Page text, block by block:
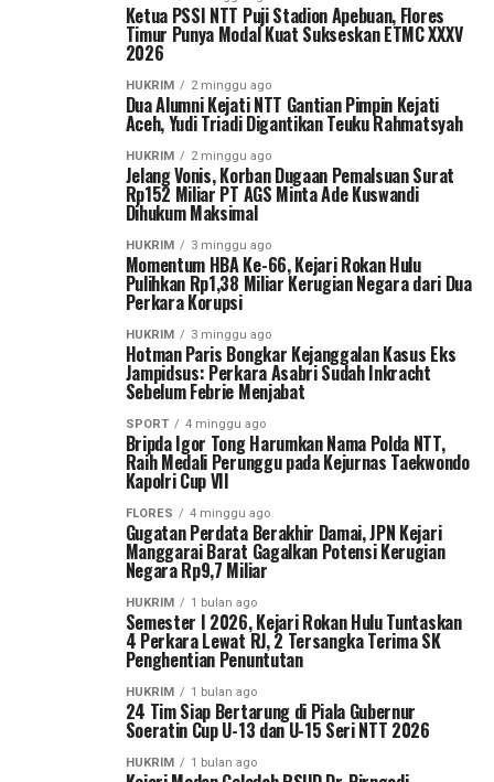
Ketua PSSI NTT Puji Stadion Apebuan, Flores
Timur Punya Modal Kuat Sukseskan ETMC XXXV
2026
HUKRIM 2 minggu ago
Dua Alumni Kejati NTT Gantian Pimpin Kejati
Aceh, Yudi Triadi Digantikan Teuku Rahmatsyah
HUKRIM 2 minggu ago
Jelang Vonis, Korban Dugaan Pemalsuan Surat
Rp152 Miliar PT AGS Minta Ade Kuswandi
Dihukum Maksimal
HUKRIM 3 minggu ago
Momentum HBA Ke-66, Kejari Rokan Hulu
Pulihkan Rp1,38 Miliar Kerugian Negara dari Dua
Perkara Korupsi
HUKRIM 3 minggu ago
Hotman Paris Bongkar Kejanggalan Kasus Eks
Jampidsus: Perkara Asabri Sudah Inkracht
Sebelum Febrie Menjabat
SPORT 4 minggu ago
Bripda Igor Tong Harumkan Nama Polda NTT,
Raih Medali Perunggu pada Kejurnas Taekwondo
Kapolri Cup VII
FLORES 4 minggu ago
Gugatan Perdata Berakhir Damai, JPN Kejari
Manggarai Barat Gagalkan Potensi Kerugian
Negara Rp9,7 Miliar
HUKRIM 1 bulan ago
Semester I 2026, Kejari Rokan Hulu Tuntaskan
4 Perkara Lewat RJ, 2 Tersangka Terima SK
Penghentian Penuntutan
HUKRIM 1 bulan ago
24 Tim Siap Bertarung di Piala Gubernur
Soeratin Cup U-13 dan U-15 Seri NTT 2026
HUKRIM 1 bulan ago